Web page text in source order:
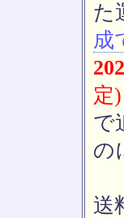
た
成
定
で
の
送